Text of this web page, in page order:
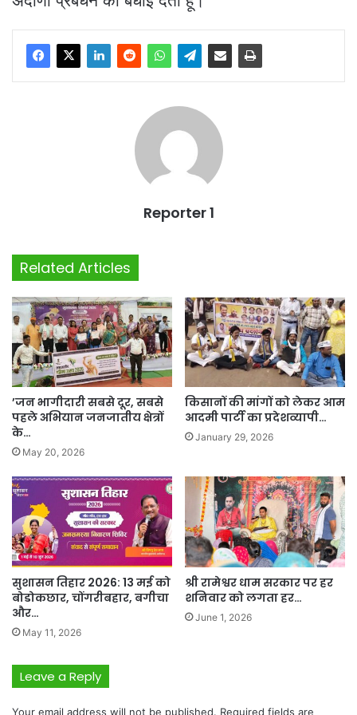
Reporter 1
Related Articles
’जन भागीदारी सबसे दूर, सबसे
पहले अभियान जनजातीय क्षेत्रों
के…
May 20, 2026
किसानों की मांगों को लेकर आम
आदमी पार्टी का प्रदेशव्यापी…
January 29, 2026
सुशासन तिहार 2026: 13 मई को
बोडोकछार, चोंगरीबहार, बगीचा
और…
May 11, 2026
श्री रामेश्वर धाम सरकार पर हर
शनिवार को लगता हर…
June 1, 2026
Leave a Reply
Your email address will not be published. Required fields are